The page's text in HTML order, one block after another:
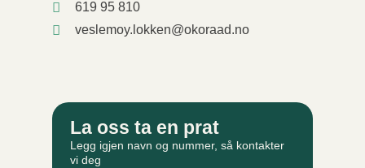
619 95 810
veslemoy.lokken@okoraad.no
La oss ta en prat
Legg igjen navn og nummer, så kontakter
vi deg